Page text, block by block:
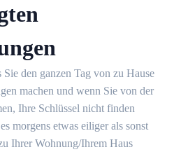
Sie den ganzen Tag von zu Hause
machen und wenn Sie von der
Ihre Schlüssel nicht finden
morgens etwas eiliger als sonst
Ihrer Wohnung/Ihrem Haus